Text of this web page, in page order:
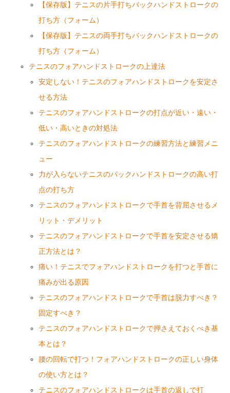
【保存版】テニスの片手打ちバックハンドストロークの
打ち方（フォーム）
【保存版】テニスの両手打ちバックハンドストロークの
打ち方（フォーム）
テニスのフォアハンドストロークの上達法
安定しない！テニスのフォアハンドストロークを安定さ
せる方法
テニスのフォアハンドストロークの打点が近い・遠い・
低い・高いときの対処法
テニスのフォアハンドストロークの練習方法と練習メニ
ュー
力が入らないテニスのバックハンドストロークの高い打
点の打ち方
テニスのフォアハンドストロークで手首を背屈させるメ
リット・デメリット
テニスのフォアハンドストロークで手首を安定させる矯
正方法とは？
痛い！テニスでフォアハンドストロークを打つと手首に
痛みが出る原因
テニスのフォアハンドストロークで手首は脱力すべき？
固定すべき？
テニスのフォアハンドストロークで押さえておくべき基
本とは？
腰の回転で打つ！フォアハンドストロークの正しい身体
の使い方とは？
テニスのフォアハンドストロークは手首の返しで打